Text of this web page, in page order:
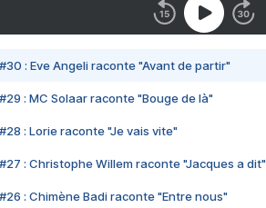
#30 : Eve Angeli raconte "Avant de partir"
#29 : MC Solaar raconte "Bouge de là"
#28 : Lorie raconte "Je vais vite"
#27 : Christophe Willem raconte "Jacques a dit"
#26 : Chimène Badi raconte "Entre nous"